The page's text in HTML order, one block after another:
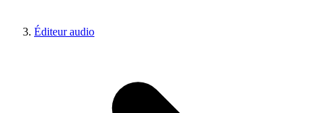
Éditeur audio